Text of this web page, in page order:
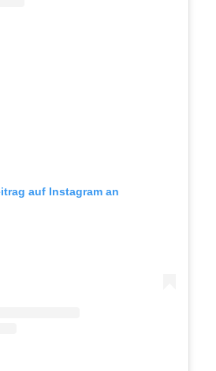
auf Instagram an